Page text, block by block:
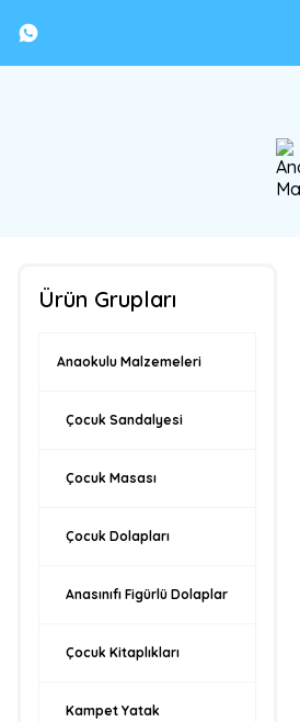
Ürün Grupları
Anaokulu Malzemeleri
Çocuk Sandalyesi
Çocuk Masası
Çocuk Dolapları
Anasınıfı Figürlü Dolaplar
Çocuk Kitaplıkları
Kampet Yatak